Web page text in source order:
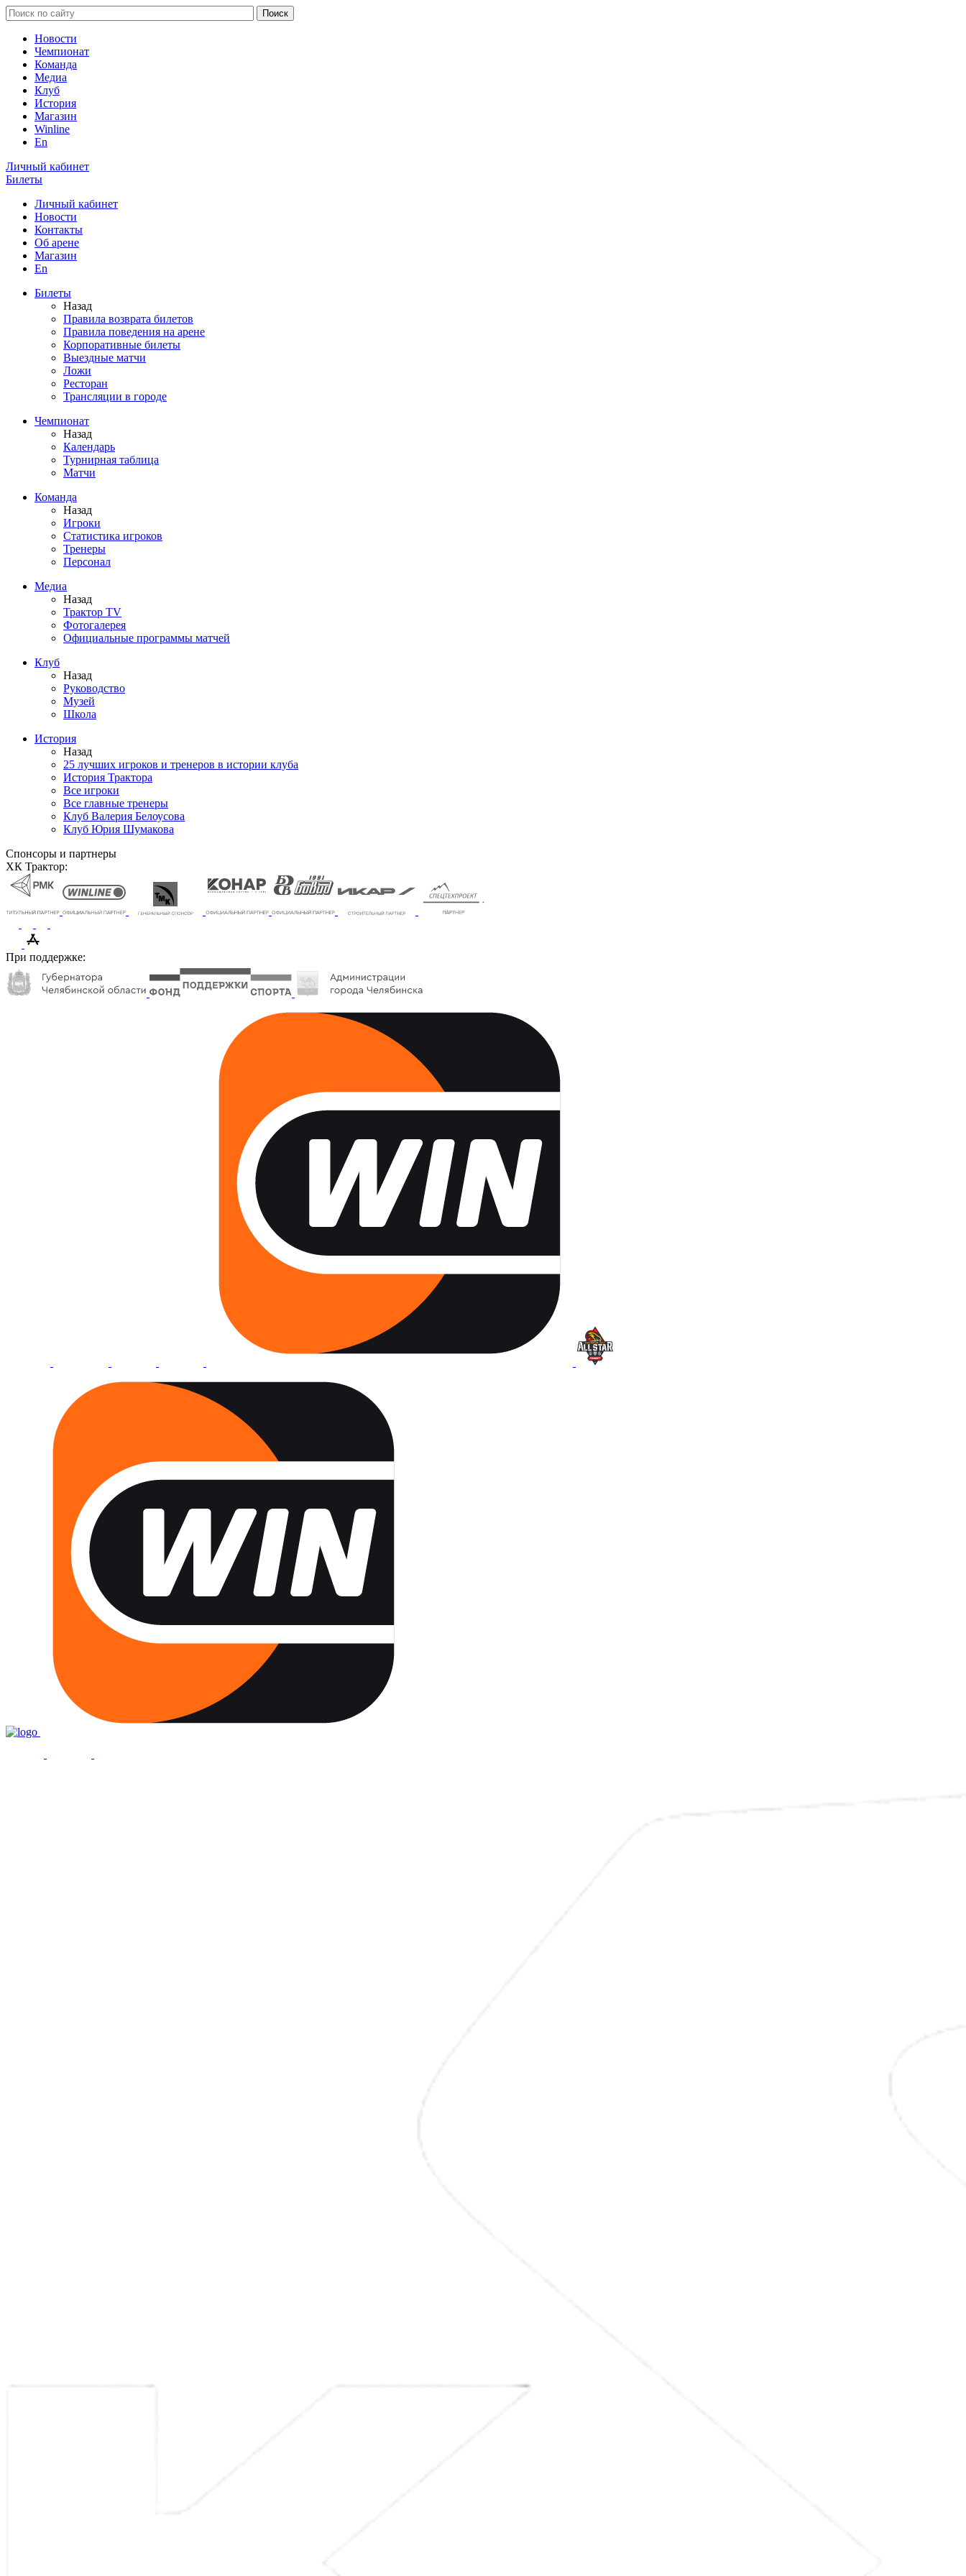
Новости
Чемпионат
Команда
Медиа
Клуб
История
Магазин
Winline
En
Личный кабинет
Билеты
Личный кабинет
Новости
Контакты
Об арене
Магазин
En
Билеты
Назад
Правила возврата билетов
Правила поведения на арене
Корпоративные билеты
Выездные матчи
Ложи
Ресторан
Трансляции в городе
Чемпионат
Назад
Календарь
Турнирная таблица
Матчи
Команда
Назад
Игроки
Статистика игроков
Тренеры
Персонал
Медиа
Назад
Трактор TV
Фотогалерея
Официальные программы матчей
Клуб
Назад
Руководство
Музей
Школа
История
Назад
25 лучших игроков и тренеров в истории клуба
История Трактора
Все игроки
Все главные тренеры
Клуб Валерия Белоусова
Клуб Юрия Шумакова
Спонсоры и партнеры
ХК Трактор:
При поддержке: